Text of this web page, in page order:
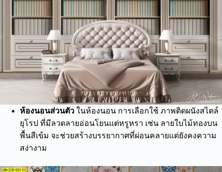
ห้องนอนส่วนตัว ในห้องนอน การเลือกใช้ ภาพติดผนังสไตล์
ยุโรป ที่มีลวดลายอ่อนโยนแต่หรูหรา เช่น ลายใบไม้ทองบน
พื้นสีเข้ม จะช่วยสร้างบรรยากาศที่ผ่อนคลายแต่ยังคงความ
สง่างาม